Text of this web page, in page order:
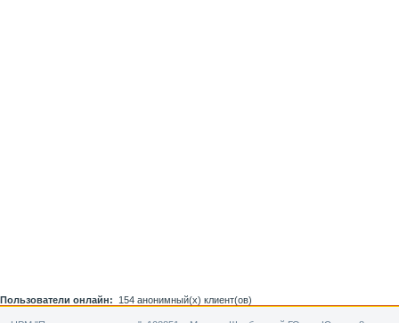
Пользователи онлайн: 154 анонимный(х) клиент(ов)